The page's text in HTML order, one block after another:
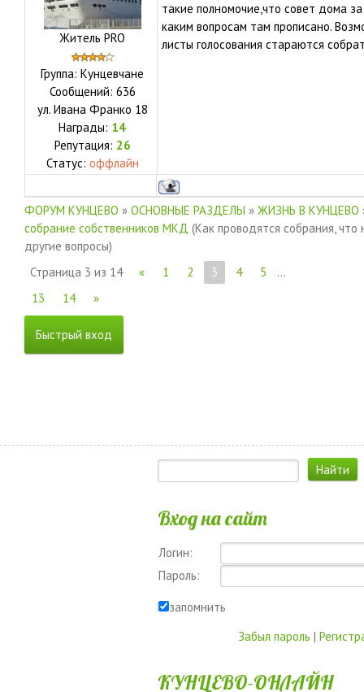
Житель PRO
Группа: Кунцевчане
Сообщений: 636
ул. Ивана Франко 18
Награды: 14
Репутация: 26
Статус: оффлайн
такие полномочие,что совет дома
каким вопросам там прописано.
листы голосования стараются
ФОРУМ КУНЦЕВО » ОСНОВНЫЕ РАЗДЕЛЫ » ЖИЗНЬ В КУНЦЕВО
собрание собственников МКД (Как проводятся собрания, что
другие вопросы)
Страница 3 из 14 « 1 2 3 4 5
…
13
14 »
Вход на сайт
Логин:
Пароль:
запомнить
Забыл пароль |
КУНЦЕВО-ОНЛАЙН